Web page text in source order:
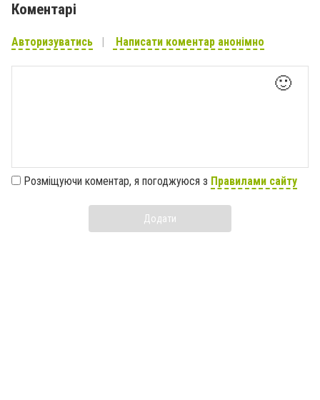
Коментарі
Авторизуватись Написати коментар анонімно
🙂
Розміщуючи коментар, я погоджуюся з Правилами сайту
Додати